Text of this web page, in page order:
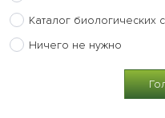
Каталог биологических
Ничего не нужно